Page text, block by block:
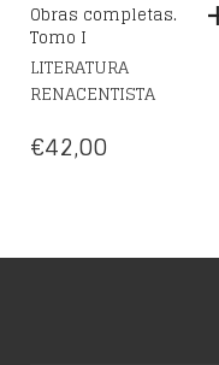
Obras completas.
Tomo I
LITERATURA
RENACENTISTA
€42,00